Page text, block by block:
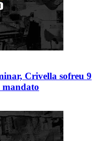
Crivella sofreu 9
mandato